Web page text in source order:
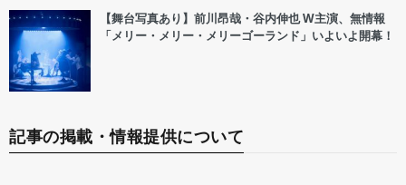
【舞台写真あり】前川昂哉・谷内伸也 W主演、無情報
「メリー・メリー・メリーゴーランド」いよいよ開幕！
記事の掲載・情報提供について